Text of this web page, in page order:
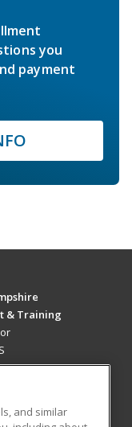
you
payment
& Training
and similar